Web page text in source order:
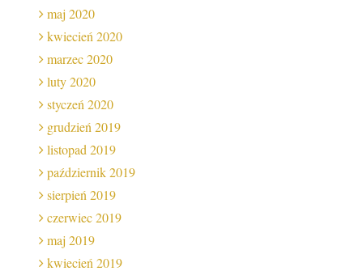
maj 2020
kwiecień 2020
marzec 2020
luty 2020
styczeń 2020
grudzień 2019
listopad 2019
październik 2019
sierpień 2019
czerwiec 2019
maj 2019
kwiecień 2019